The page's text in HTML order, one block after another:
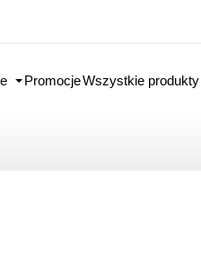
PromocjeWszystkie produkty